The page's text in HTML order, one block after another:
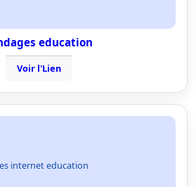
education
Voir l'Lien
internet education